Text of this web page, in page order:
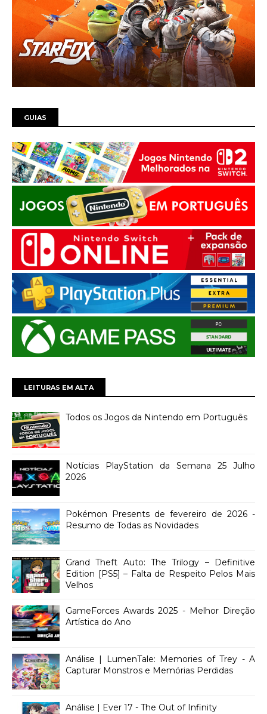
GUIAS
LEITURAS EM ALTA
Todos os Jogos da Nintendo em Português
Notícias PlayStation da Semana 25 Julho
2026
Pokémon Presents de fevereiro de 2026 -
Resumo de Todas as Novidades
Grand Theft Auto: The Trilogy – Definitive
Edition [PS5] – Falta de Respeito Pelos Mais
Velhos
GameForces Awards 2025 - Melhor Direção
Artística do Ano
Análise | LumenTale: Memories of Trey - A
Capturar Monstros e Memórias Perdidas
Análise | Ever 17 - The Out of Infinity